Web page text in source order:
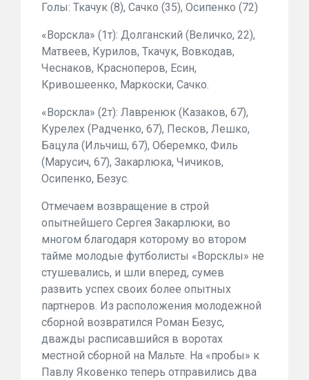
Голы: Ткачук (8), Сачко (35), Осипенко (72)
«Ворскла» (1т): Долганский (Величко, 22),
Матвеев, Курилов, Ткачук, Вовкодав,
Чеснаков, Красноперов, Есин,
Кривошеенко, Маркоски, Сачко.
«Ворскла» (2т): Лавренюк (Казаков, 67),
Курелех (Радченко, 67), Песков, Лешко,
Бацула (Ильчиш, 67), Оберемко, Филь
(Марусич, 67), Закарлюка, Чичиков,
Осипенко, Безус.
Отмечаем возвращение в строй
опытнейшего Сергея Закарлюки, во
многом благодаря которому во втором
тайме молодые футболисты «Ворсклы» не
стушевались, и шли вперед, сумев
развить успех своих более опытных
партнеров. Из расположения молодежной
сборной возвратился Роман Безус,
дважды расписавшийся в воротах
местной сборной на Мальте. На «пробы» к
Павлу Яковенко теперь отправились два